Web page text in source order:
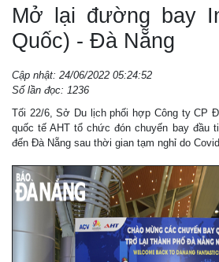
Mở lại đường bay
Quốc) - Đà Nẵng
Cập nhật: 24/06/2022 05:24:52
Số lần đọc: 1236
Tối 22/6, Sở Du lịch phối hợp Công ty CP
quốc tế AHT tổ chức đón chuyến bay đầu
đến Đà Nẵng sau thời gian tạm nghỉ do